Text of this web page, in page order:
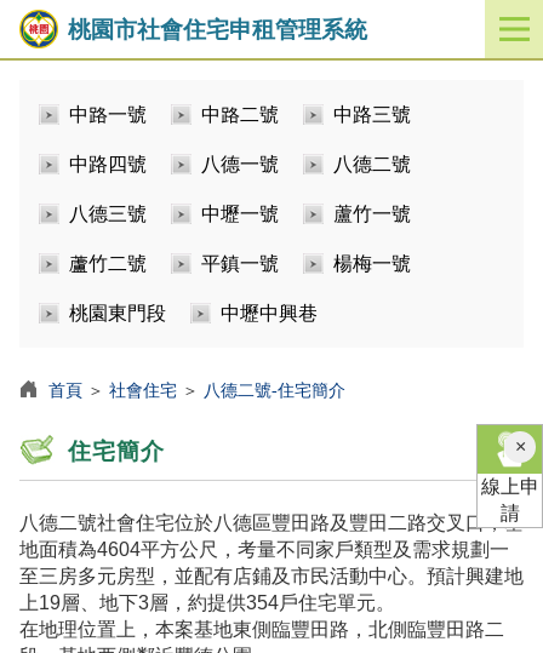
桃園市社會住宅申租管理系統
開
啟
中路一號 中路二號 中路三號
中路四號 八德一號 八德二號
八德三號 中壢一號 蘆竹一號
蘆竹二號 平鎮一號 楊梅一號
桃園東門段 中壢中興巷
首頁 ＞ 社會住宅 ＞ 八德二號-住宅簡介
住宅簡介
八德二號社會住宅位於八德區豐田路及豐田二路交叉口，基
地面積為4604平方公尺，考量不同家戶類型及需求規劃一
至三房多元房型，並配有店鋪及市民活動中心。預計興建地
上19層、地下3層，約提供354戶住宅單元。
在地理位置上，本案基地東側臨豐田路，北側臨豐田路二
×關
閉
線上申
請